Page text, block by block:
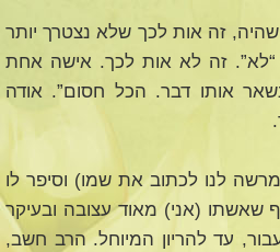
שהיה, זה אות לכך שלא נצטרך יותר
“לא”. זה לא אות לכך. אישה אחת
אותו דבר. הכל חסום”. אודה
לנו לכתוב את שמו) וסיפר לו
שאשתו (אני) מאוד עצובה ובעיקר
עד להריון המיוחל. הרב חשב,